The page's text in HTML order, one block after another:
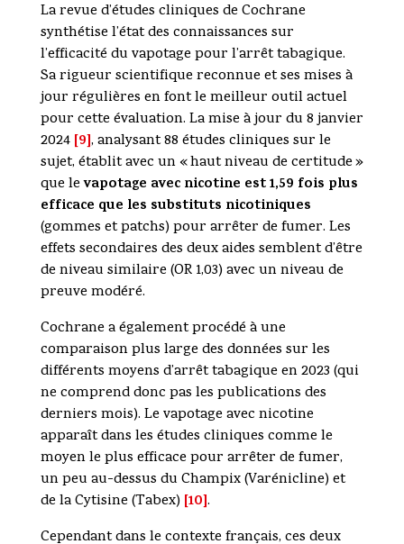
La revue d’études cliniques de Cochrane
synthétise l’état des connaissances sur
l’efficacité du vapotage pour l’arrêt tabagique.
Sa rigueur scientifique reconnue et ses mises à
jour régulières en font le meilleur outil actuel
pour cette évaluation. La mise à jour du 8 janvier
2024 [9], analysant 88 études cliniques sur le
sujet, établit avec un « haut niveau de certitude »
que levapotage avec nicotine est 1,59 fois plus
efficace que les substituts nicotiniques
(gommes et patchs) pour arrêter de fumer. Les
effets secondaires des deux aides semblent d’être
de niveau similaire (OR 1,03) avec un niveau de
preuve modéré.
Cochrane a également procédé à une
comparaison plus large des données sur les
différents moyens d’arrêt tabagique en 2023 (qui
ne comprend donc pas les publications des
derniers mois). Le vapotage avec nicotine
apparaît dans les études cliniques comme le
moyen le plus efficace pour arrêter de fumer,
un peu au-dessus du Champix (Varénicline) et
de la Cytisine (Tabex) [10].
Cependant dans le contexte français, ces deux